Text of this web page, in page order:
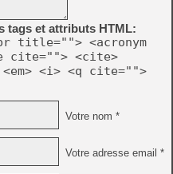
tags et attributs HTML:
title=""> <acronym
cite=""> <cite>
<i> <q cite="">
Votre nom *
Votre adresse email *